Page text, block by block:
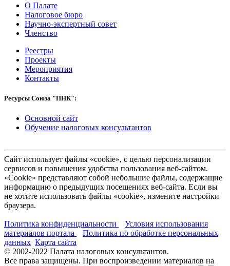
О Палате
Налоговое бюро
Научно-экспертный совет
Членство
Реестры
Проекты
Мероприятия
Контакты
Ресурсы Союза "ПНК":
Основной сайт
Обучение налоговых консультантов
Сайт использует файлы «cookie», с целью персонализации
сервисов и повышения удобства пользования веб-сайтом.
«Cookie» представляют собой небольшие файлы, содержащие
информацию о предыдущих посещениях веб-сайта. Если вы
не хотите использовать файлы «cookie», измените настройки
браузера.
Политика конфиденциальности
Условия использования
материалов портала
Политика по обработке персональных
данных Карта сайта
© 2002-2022 Палата налоговых консультантов.
Все права защищены. При воспроизведении материалов на